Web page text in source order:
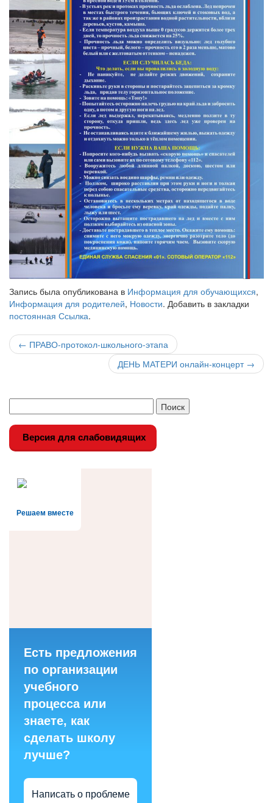
Запись была опубликована в Информация для обучающихся,
Информация для родителей, Новости. Добавить в закладки
постоянная Ссылка.
Навигация
записи
← ПРАВО-протокол-школьного-этапа
ДЕНЬ МАТЕРИ онлайн-концерт →
Версия для слабовидящих
Решаем вместе
Есть предложения
по организации
учебного
процесса или
знаете, как
сделать школу
лучше?
Написать о проблеме